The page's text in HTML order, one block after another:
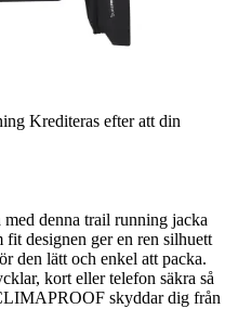
Krediteras efter att din
denna trail running jacka
designen ger en ren silhuett
den lätt och enkel att packa.
kort eller telefon säkra så
skyddar dig från